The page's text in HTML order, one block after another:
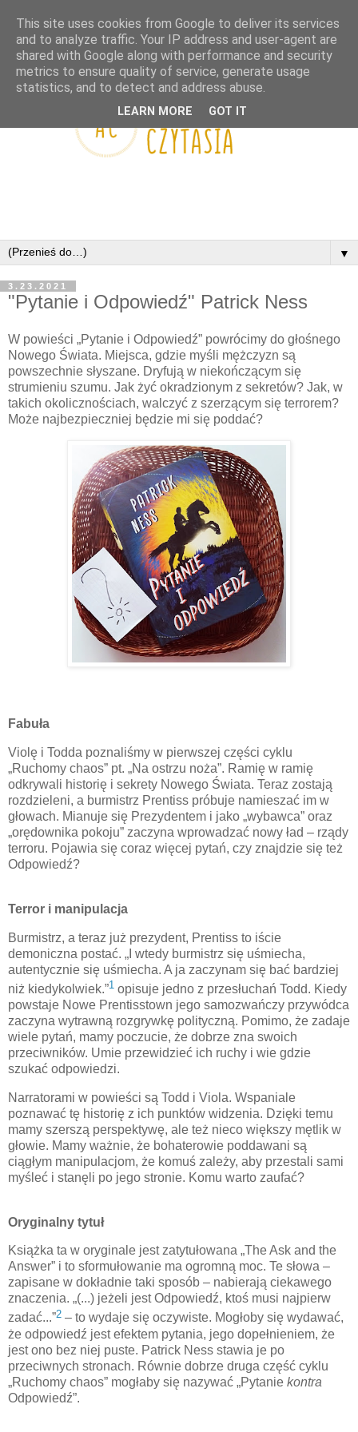
▼
3.23.2021
"Pytanie i Odpowiedź" Patrick Ness
W powieści „Pytanie i Odpowiedź” powrócimy do głośnego
Nowego Świata. Miejsca, gdzie myśli mężczyzn są
powszechnie słyszane. Dryfują w niekończącym się
strumieniu szumu. Jak żyć okradzionym z sekretów? Jak, w
takich okolicznościach, walczyć z szerzącym się terrorem?
Może najbezpieczniej będzie mi się poddać?
Fabuła
Violę i Todda poznaliśmy w pierwszej części cyklu
„Ruchomy chaos” pt. „Na ostrzu noża”. Ramię w ramię
odkrywali historię i sekrety Nowego Świata. Teraz zostają
rozdzieleni, a burmistrz Prentiss próbuje namieszać im w
głowach. Mianuje się Prezydentem i jako „wybawca” oraz
„orędownika pokoju” zaczyna wprowadzać nowy ład – rządy
terroru. Pojawia się coraz więcej pytań, czy znajdzie się też
Odpowiedź?
Terror i manipulacja
Burmistrz, a teraz już prezydent, Prentiss to iście
demoniczna postać. „I wtedy burmistrz się uśmiecha,
autentycznie się uśmiecha. A ja zaczynam się bać bardziej
niż kiedykolwiek.”1 opisuje jedno z przesłuchań Todd. Kiedy
powstaje Nowe Prentisstown jego samozwańczy przywódca
zaczyna wytrawną rozgrywkę polityczną. Pomimo, że zadaje
wiele pytań, mamy poczucie, że dobrze zna swoich
przeciwników. Umie przewidzieć ich ruchy i wie gdzie
szukać odpowiedzi.
Narratorami w powieści są Todd i Viola. Wspaniale
poznawać tę historię z ich punktów widzenia. Dzięki temu
mamy szerszą perspektywę, ale też nieco większy mętlik w
głowie. Mamy ważnie, że bohaterowie poddawani są
ciągłym manipulacjom, że komuś zależy, aby przestali sami
myśleć i stanęli po jego stronie. Komu warto zaufać?
Oryginalny tytuł
Książka ta w oryginale jest zatytułowana „The Ask and the
Answer” i to sformułowanie ma ogromną moc. Te słowa –
zapisane w dokładnie taki sposób – nabierają ciekawego
znaczenia. „(...) jeżeli jest Odpowiedź, ktoś musi najpierw
zadać...”2 – to wydaje się oczywiste. Mogłoby się wydawać,
że odpowiedź jest efektem pytania, jego dopełnieniem, że
jest ono bez niej puste. Patrick Ness stawia je po
przeciwnych stronach. Równie dobrze druga część cyklu
„Ruchomy chaos” mogłaby się nazywać „Pytanie kontra
Odpowiedź”.
This site uses cookies from Google to deliver its services
and to analyze traffic. Your IP address and user-agent are
shared with Google along with performance and security
metrics to ensure quality of service, generate usage
statistics, and to detect and address abuse.
LEARN MORE GOT IT